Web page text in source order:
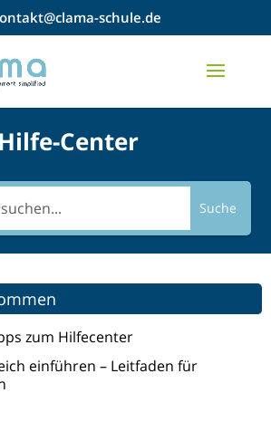
schule.de
Hilfe-Center
Suche
zum Hilfecenter
einführen – Leitfaden für